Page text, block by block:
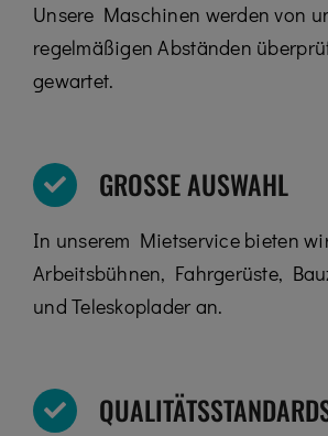
Unsere Maschinen werden von
regelmäßigen Abständen
gewartet.
GROSSE AUSWAHL
In unserem Mietservice bieten
Arbeitsbühnen, Fahrgerüste,
und Teleskoplader an.